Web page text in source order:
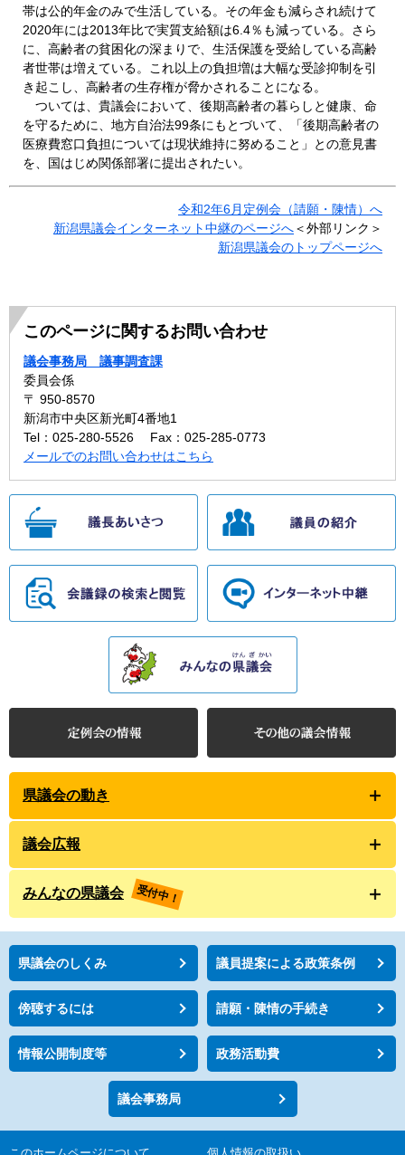
帯は公的年金のみで生活している。その年金も減らされ続けて
2020年には2013年比で実質支給額は6.4％も減っている。さら
に、高齢者の貧困化の深まりで、生活保護を受給している高齢
者世帯は増えている。これ以上の負担増は大幅な受診抑制を引
き起こし、高齢者の生存権が脅かされることになる。
ついては、貴議会において、後期高齢者の暮らしと健康、命
を守るために、地方自治法99条にもとづいて、「後期高齢者の
医療費窓口負担については現状維持に努めること」との意見書
を、国はじめ関係部署に提出されたい。
令和2年6月定例会（請願・陳情）へ
新潟県議会インターネット中継のページへ＜外部リンク＞
新潟県議会のトップページへ
このページに関するお問い合わせ
議会事務局 議事調査課
委員会係
〒 950-8570
新潟市中央区新光町4番地1
Tel：025-280-5526
Fax：025-285-0773
メールでのお問い合わせはこちら
県議会の動き
議会広報
みんなの県議会 受付中！
県議会のしくみ 議員提案による政策条例
傍聴するには 請願・陳情の手続き
情報公開制度等 政務活動費
議会事務局